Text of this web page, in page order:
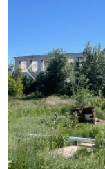
Previous